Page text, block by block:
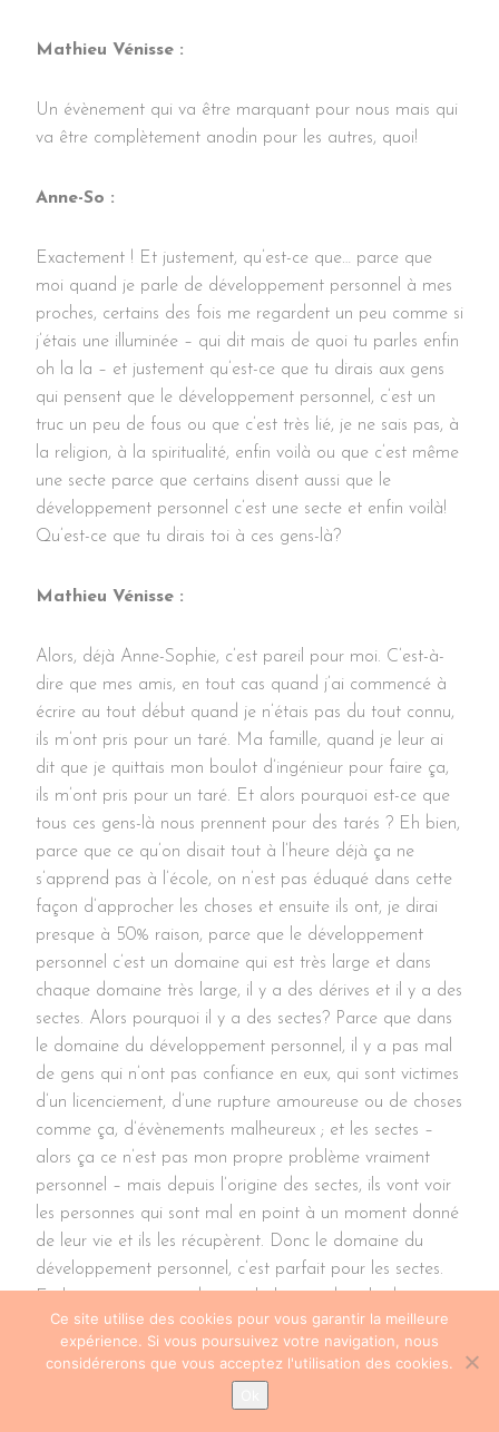
Mathieu Vénisse :
Un évènement qui va être marquant pour nous mais qui
va être complètement anodin pour les autres, quoi!
Anne-So :
Exactement ! Et justement, qu’est-ce que… parce que
moi quand je parle de développement personnel à mes
proches, certains des fois me regardent un peu comme si
j’étais une illuminée – qui dit mais de quoi tu parles enfin
oh la la – et justement qu’est-ce que tu dirais aux gens
qui pensent que le développement personnel, c’est un
truc un peu de fous ou que c’est très lié, je ne sais pas, à
la religion, à la spiritualité, enfin voilà ou que c’est même
une secte parce que certains disent aussi que le
développement personnel c’est une secte et enfin voilà!
Qu’est-ce que tu dirais toi à ces gens-là?
Mathieu Vénisse :
Alors, déjà Anne-Sophie, c’est pareil pour moi. C’est-à-
dire que mes amis, en tout cas quand j’ai commencé à
écrire au tout début quand je n’étais pas du tout connu,
ils m’ont pris pour un taré. Ma famille, quand je leur ai
dit que je quittais mon boulot d’ingénieur pour faire ça,
ils m’ont pris pour un taré. Et alors pourquoi est-ce que
tous ces gens-là nous prennent pour des tarés ? Eh bien,
parce que ce qu’on disait tout à l’heure déjà ça ne
s’apprend pas à l’école, on n’est pas éduqué dans cette
façon d’approcher les choses et ensuite ils ont, je dirai
presque à 50% raison, parce que le développement
personnel c’est un domaine qui est très large et dans
chaque domaine très large, il y a des dérives et il y a des
sectes. Alors pourquoi il y a des sectes? Parce que dans
le domaine du développement personnel, il y a pas mal
de gens qui n’ont pas confiance en eux, qui sont victimes
d’un licenciement, d’une rupture amoureuse ou de choses
comme ça, d’évènements malheureux ; et les sectes –
alors ça ce n’est pas mon propre problème vraiment
personnel – mais depuis l’origine des sectes, ils vont voir
les personnes qui sont mal en point à un moment donné
de leur vie et ils les récupèrent. Donc le domaine du
développement personnel, c’est parfait pour les sectes.
Et il pourrait y avoir des psychologues dans le domaine
de la psychologie, on pourrait avoir des psychologues
malhonnêtes qui vont de la même manière, enfin des
psychothérapeutes on va dire, parce que là il y a juste à
mettre une plaque, de dire « moi je suis
Ce site utilise des cookies pour vous garantir la meilleure
expérience. Si vous poursuivez votre navigation, nous
considérerons que vous acceptez l'utilisation des cookies.